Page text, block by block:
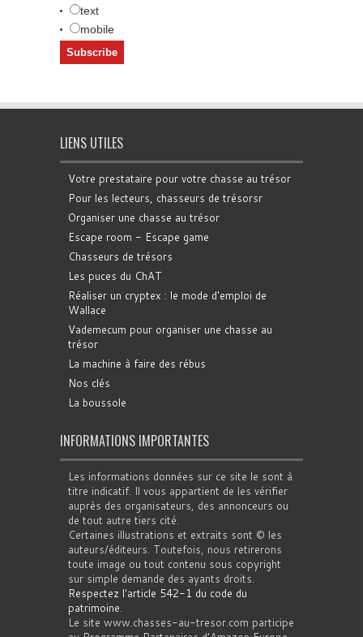
text
mobile
LIENS UTILES
Votre prestataire pour votre chasse au trésor
Pour les lecteurs, chasseurs de trésorsr
Organiser une chasse au trésor
Escape room - Escape game
Chasseurs de trésors
Les puces du ChAT
Réaliser un cryptex : le mode d'emploi de
Wallace
Vademecum pour organiser une chasse au
trésor
La machine à faire des rébus
Nos clés
La boussole
INFORMATIONS IMPORTANTES
Les informations données sur ce site le sont à
titre indicatif. Il vous appartient de les vérifier
auprès des organisateurs, des annonceurs ou
de tout autre tiers cité.
Certaines illustrations et extraits sont © les
auteurs/éditeurs. Toutefois, nous retirerons
toute image ou tout contenu sous copyright
sur simple demande des ayants droits.
Respectez l'article 542-1 du code du
patrimoine.
Le site www.chasses-au-tresor.com participe